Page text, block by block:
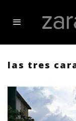
las tres